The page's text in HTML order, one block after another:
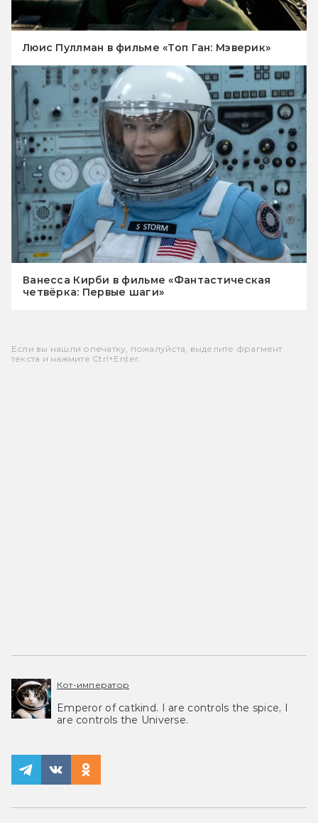
Люис Пуллман в фильме «Топ Ган: Мэверик»
Ванесса Кирби в фильме «Фантастическая
четвёрка: Первые шаги»
Если вы нашли опечатку, пожалуйста, выделите фрагмент
текста и нажмите Ctrl+Enter.
Кот-император
Emperor of catkind. I are controls the spice, I
are controls the Universe.